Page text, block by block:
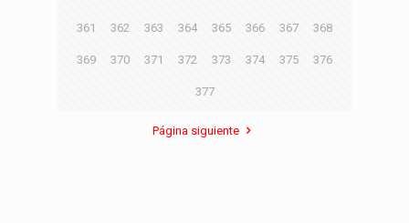
361 362 363 364 365 366 367 368
369 370 371 372 373 374 375 376
377
Página siguiente